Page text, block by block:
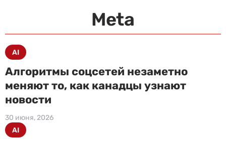
Meta
Алгоритмы соцсетей незаметно
меняют то, как канадцы узнают
новости
30 июня, 2026
AI
AI